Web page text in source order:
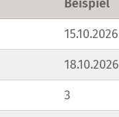
Beispiel
15.10.2026
18.10.2026
3